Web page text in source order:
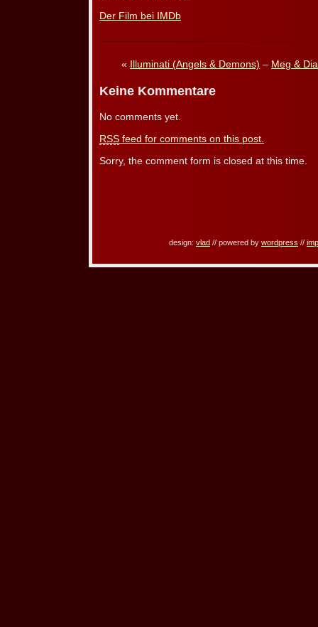
Der Film bei IMDb
« Illuminati (Angels & Demons) – Meg &
Keine Kommentare
No comments yet.
RSS feed for comments on this post.
Sorry, the comment form is closed at this time.
design: vlad // powered by wordpress //